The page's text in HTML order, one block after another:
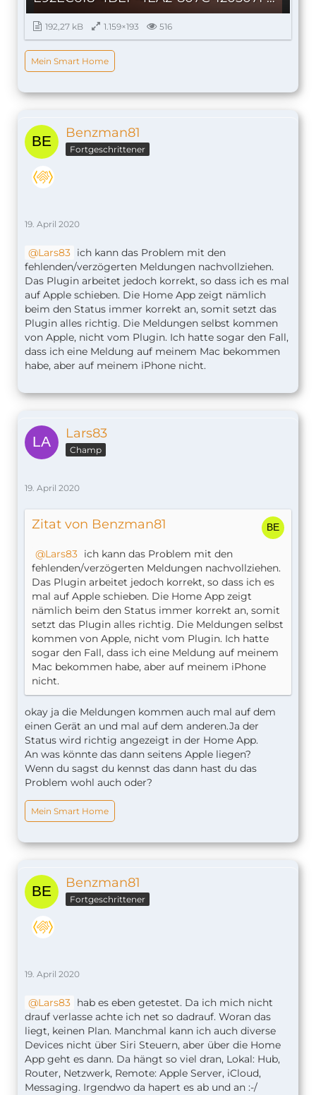
192,27 kB 1.159×193 516
Mein Smart Home
Benzman81
Fortgeschrittener
19. April 2020
Lars83 ich kann das Problem mit den
fehlenden/verzögerten Meldungen nachvollziehen.
Das Plugin arbeitet jedoch korrekt, so dass ich es mal
auf Apple schieben. Die Home App zeigt nämlich
beim den Status immer korrekt an, somit setzt das
Plugin alles richtig. Die Meldungen selbst kommen
von Apple, nicht vom Plugin. Ich hatte sogar den Fall,
dass ich eine Meldung auf meinem Mac bekommen
habe, aber auf meinem iPhone nicht.
Lars83
Champ
19. April 2020
Zitat von Benzman81
Lars83 ich kann das Problem mit den
fehlenden/verzögerten Meldungen nachvollziehen.
Das Plugin arbeitet jedoch korrekt, so dass ich es
mal auf Apple schieben. Die Home App zeigt
nämlich beim den Status immer korrekt an, somit
setzt das Plugin alles richtig. Die Meldungen selbst
kommen von Apple, nicht vom Plugin. Ich hatte
sogar den Fall, dass ich eine Meldung auf meinem
Mac bekommen habe, aber auf meinem iPhone
nicht.
okay ja die Meldungen kommen auch mal auf dem
einen Gerät an und mal auf dem anderen.Ja der
Status wird richtig angezeigt in der Home App.
An was könnte das dann seitens Apple liegen?
Wenn du sagst du kennst das dann hast du das
Problem wohl auch oder?
Mein Smart Home
Benzman81
Fortgeschrittener
19. April 2020
Lars83 hab es eben getestet. Da ich mich nicht
drauf verlasse achte ich net so dadrauf. Woran das
liegt, keinen Plan. Manchmal kann ich auch diverse
Devices nicht über Siri Steuern, aber über die Home
App geht es dann. Da hängt so viel dran, Lokal: Hub,
Router, Netzwerk, Remote: Apple Server, iCloud,
Messaging. Irgendwo da hapert es ab und an :-/